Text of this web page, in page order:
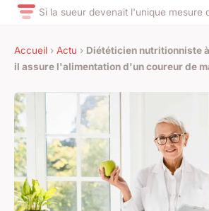
Si la sueur devenait l'unique mesure
Accueil › Actu › Diététicien nutritionniste
il assure l'alimentation d'un coureur de